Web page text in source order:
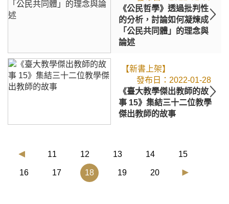
《公民哲學》透過批判性
的分析，討論如何凝煉成
「公民共同體」的理念與
論述
【新書上架】
2022-01-28
《臺大教學傑出教師的故
事 15》集結三十二位教學
傑出教師的故事
11 12 13 14 15
16 17 18(current)
19 20